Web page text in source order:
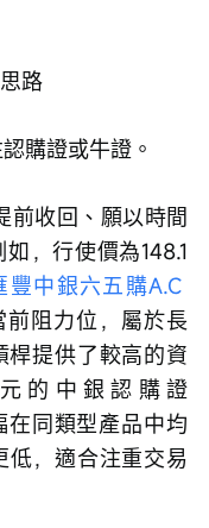
路
購證或牛證。
前收回、願以時間
，行使價為148.1
豐中銀六五購A.C
阻力位，屬於長
桿提供了較高的資
的中銀認購證
在同類型產品中均
低，適合注重交易